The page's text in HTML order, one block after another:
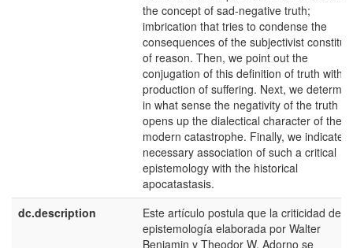
the concept of sad-negative truth;
imbrication that tries to condense the
consequences of the subjectivist
of reason. Then, we point out the
conjugation of this definition of truth with
production of suffering. Next, we
in what sense the negativity of the truth
opens up the dialectical character of the
modern catastrophe. Finally, we indicate
necessary association of such a critical
epistemology with the historical
apocatastasis.
dc.description
Este artículo postula que la criticidad de la
epistemología elaborada por Walter
Benjamin y Theodor W. Adorno se